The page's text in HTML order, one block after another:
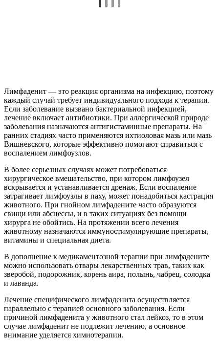
Лимфаденит — это реакция организма на инфекцию, поэтому
каждый случай требует индивидуального подхода к терапии.
Если заболевание вызвано бактериальной инфекцией,
лечение включает антибиотики. При аллергической природе
заболевания назначаются антигистаминные препараты. На
ранних стадиях часто применяются ихтиоловая мазь или мазь
Вишневского, которые эффективно помогают справиться с
воспалением лимфоузлов.
В более серьезных случаях может потребоваться
хирургическое вмешательство, при котором лимфоузел
вскрывается и устанавливается дренаж. Если воспаление
затрагивает лимфоузлы в паху, может понадобиться кастрация
животного. При гнойном лимфадените часто образуются
свищи или абсцессы, и в таких ситуациях без помощи
хирурга не обойтись. На протяжении всего лечения
животному назначаются иммуностимулирующие препараты,
витамины и специальная диета.
В дополнение к медикаментозной терапии при лимфадените
можно использовать отвары лекарственных трав, таких как
зверобой, подорожник, корень аира, полынь, чабрец, солодка
и лаванда.
Лечение специфического лимфаденита осуществляется
параллельно с терапией основного заболевания. Если
причиной лимфаденита у животного стал лейкоз, то в этом
случае лимфаденит не подлежит лечению, а основное
внимание уделяется химиотерапии.